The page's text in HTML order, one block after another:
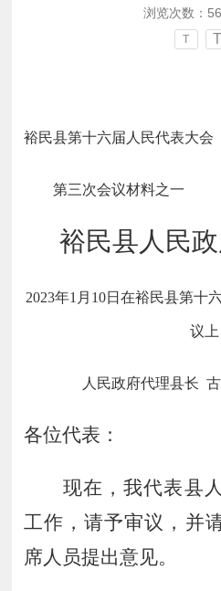
浏览次数：
T T
裕民县第十六届人民代表大会
第三次会议材料之一
裕民县人民
2023年1 月 10日在裕民县第十
议上
人民政府代理县长
各位代表：
现在，我代表县
工作，请予审议 ， 并
席人员提出意见。